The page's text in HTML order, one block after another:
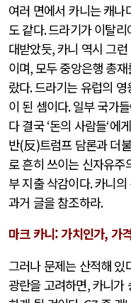
여러 면에서 카니는 캐나
도 같다.드라기가 이탈
대받았듯,카니 역시 그
이며, 모두 중앙은행 총
랐다.드라기는 유럽의 영
이 된 셈이다.일부 국가
다 결국‘돈의 사람들‘에
반(反)트럼프 담론과 더
로 흔히 쓰이는 신자유
부 지출 삭감이다.카니의
과거 글을 참조하라.
마크 카니: 가치인가, 가
그러나 문제는 산적해 있
광란을 고려하면,카니가